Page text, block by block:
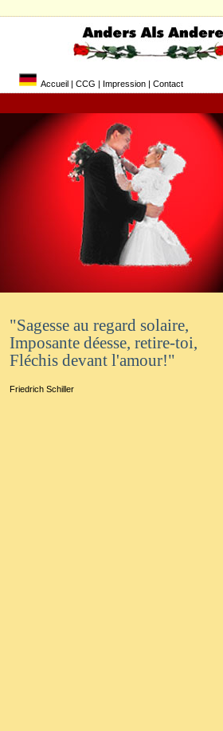
Accueil | CCG | Impression | Contact
"Sagesse au regard solaire,
Imposante déesse, retire-toi,
Fléchis devant l'amour!"
Friedrich Schiller